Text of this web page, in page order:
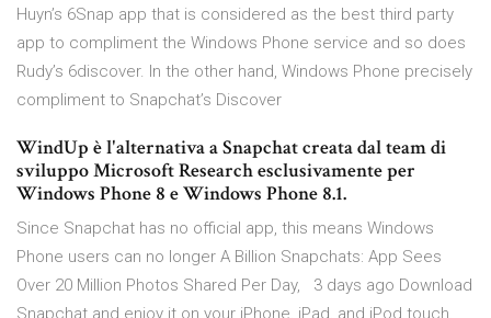
Huyn’s 6Snap app that is considered as the best third party
app to compliment the Windows Phone service and so does
Rudy’s 6discover. In the other hand, Windows Phone precisely
compliment to Snapchat’s Discover
WindUp è l'alternativa a Snapchat creata dal team di
sviluppo Microsoft Research esclusivamente per
Windows Phone 8 e Windows Phone 8.1.
Since Snapchat has no official app, this means Windows
Phone users can no longer A Billion Snapchats: App Sees
Over 20 Million Photos Shared Per Day, 3 days ago Download